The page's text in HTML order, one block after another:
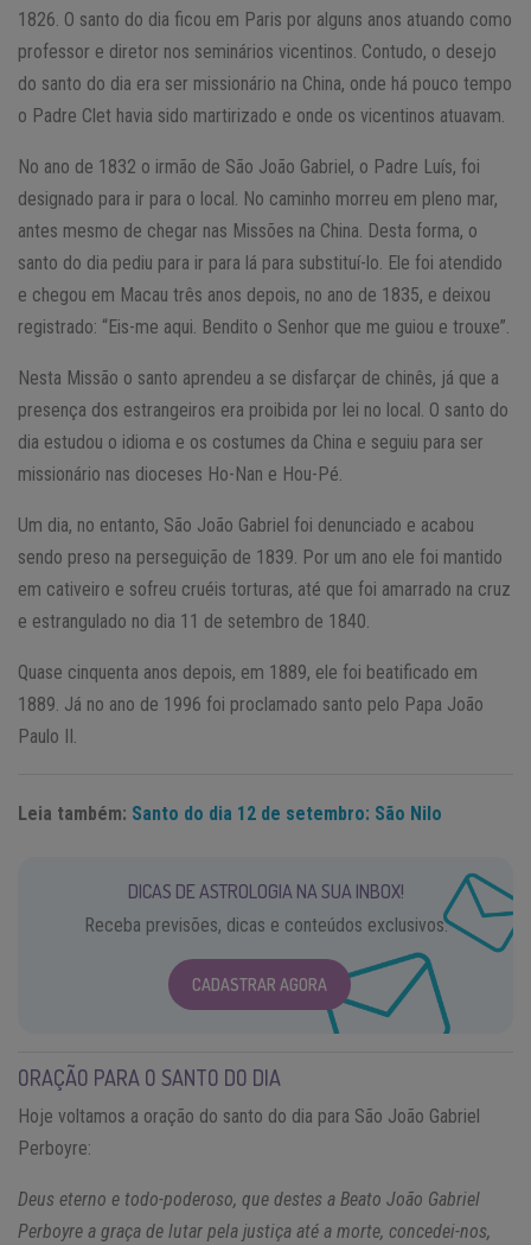
1826. O santo do dia ficou em Paris por alguns anos atuando como
professor e diretor nos seminários vicentinos. Contudo, o desejo
do santo do dia era ser missionário na China, onde há pouco tempo
o Padre Clet havia sido martirizado e onde os vicentinos atuavam.
No ano de 1832 o irmão de São João Gabriel, o Padre Luís, foi
designado para ir para o local. No caminho morreu em pleno mar,
antes mesmo de chegar nas Missões na China. Desta forma, o
santo do dia pediu para ir para lá para substituí-lo. Ele foi atendido
e chegou em Macau três anos depois, no ano de 1835, e deixou
registrado: “Eis-me aqui. Bendito o Senhor que me guiou e trouxe”.
Nesta Missão o santo aprendeu a se disfarçar de chinês, já que a
presença dos estrangeiros era proibida por lei no local. O santo do
dia estudou o idioma e os costumes da China e seguiu para ser
missionário nas dioceses Ho-Nan e Hou-Pé.
Um dia, no entanto, São João Gabriel foi denunciado e acabou
sendo preso na perseguição de 1839. Por um ano ele foi mantido
em cativeiro e sofreu cruéis torturas, até que foi amarrado na cruz
e estrangulado no dia 11 de setembro de 1840.
Quase cinquenta anos depois, em 1889, ele foi beatificado em
1889. Já no ano de 1996 foi proclamado santo pelo Papa João
Paulo II.
Leia também: Santo do dia 12 de setembro: São Nilo
DICAS DE ASTROLOGIA NA SUA INBOX!
Receba previsões, dicas e conteúdos exclusivos.
CADASTRAR AGORA
ORAÇÃO PARA O SANTO DO DIA
Hoje voltamos a oração do santo do dia para São João Gabriel
Perboyre:
Deus eterno e todo-poderoso, que destes a Beato João Gabriel
Perboyre a graça de lutar pela justiça até a morte, concedei-nos,